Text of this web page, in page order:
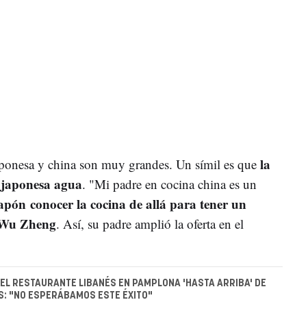
y china son muy grandes. Un símil es que la
agua. "Mi padre en cocina china es un
conocer la cocina de allá para tener un
Zheng. Así, su padre amplió la oferta en el
RESTAURANTE LIBANÉS EN PAMPLONA 'HASTA ARRIBA' DE
"NO ESPERÁBAMOS ESTE ÉXITO"